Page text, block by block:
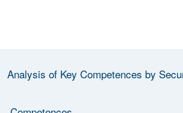
Analysis of Key Competences by